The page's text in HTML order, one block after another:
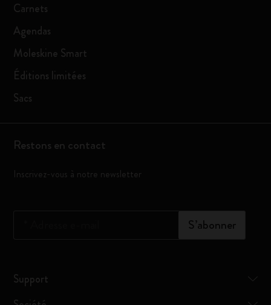
Carnets
Agendas
Moleskine Smart
Éditions limitées
Sacs
Restons en contact
Inscrivez-vous à notre newsletter
S’abonner
Support